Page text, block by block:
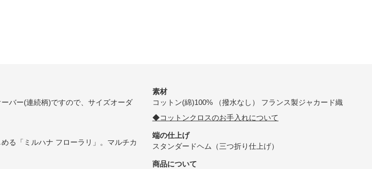
バー(連続柄)ですので、サイズオーダ
る「ミルハナ フローラリ」。マルチカ
素材
コットン(綿)100% （撥水なし） フランス製ジャカード織
◆コットンクロスのお手入れについて
端の仕上げ
スタンダードヘム（三つ折り仕上げ）
商品について